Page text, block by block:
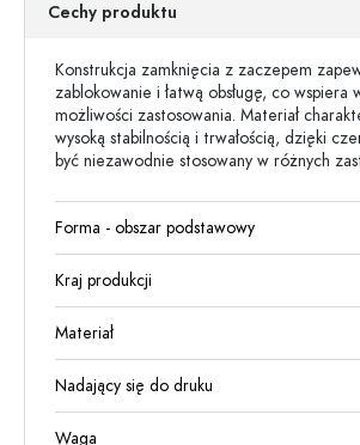
Cechy produktu
Konstrukcja zamknięcia z zaczepem
zablokowanie i łatwą obsługę, co wspiera
możliwości zastosowania. Materiał
wysoką stabilnością i trwałością, dzięki
być niezawodnie stosowany w różnych
Forma - obszar podstawowy
Kraj produkcji
Materiał
Nadający się do druku
Waga